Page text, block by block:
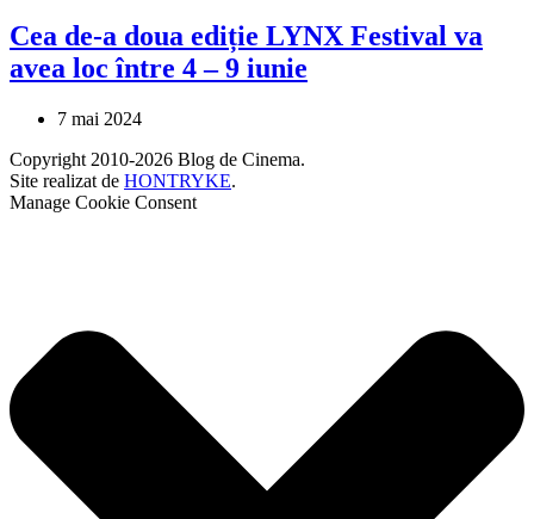
Cea de-a doua ediție LYNX Festival va
avea loc între 4 – 9 iunie
7 mai 2024
Copyright 2010-2026 Blog de Cinema.
Site realizat de HONTRYKE.
Manage Cookie Consent